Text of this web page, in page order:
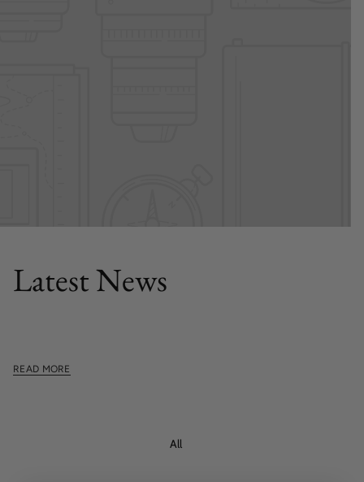
Latest News
READ MORE
All